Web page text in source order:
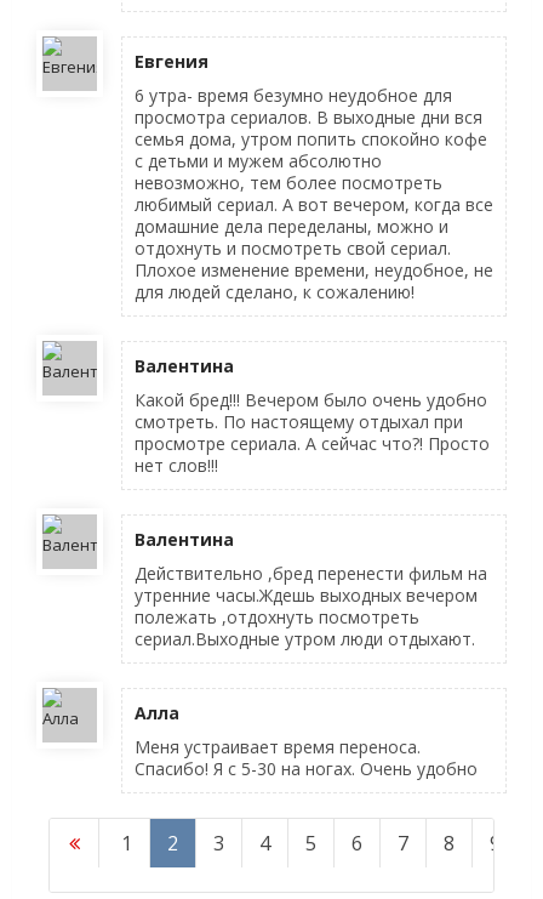
Евгения
6 утра- время безумно неудобное для
просмотра сериалов. В выходные дни вся
семья дома, утром попить спокойно кофе
с детьми и мужем абсолютно
невозможно, тем более посмотреть
любимый сериал. А вот вечером, когда все
домашние дела переделаны, можно и
отдохнуть и посмотреть свой сериал.
Плохое изменение времени, неудобное, не
для людей сделано, к сожалению!
Валентина
Какой бред!!! Вечером было очень удобно
смотреть. По настоящему отдыхал при
просмотре сериала. А сейчас что?! Просто
нет слов!!!
Валентина
Действительно ,бред перенести фильм на
утренние часы.Ждешь выходных вечером
полежать ,отдохнуть посмотреть
сериал.Выходные утром люди отдыхают.
Алла
Меня устраивает время переноса.
Спасибо! Я с 5-30 на ногах. Очень удобно
1 2 3 4 5 6 7 8 9